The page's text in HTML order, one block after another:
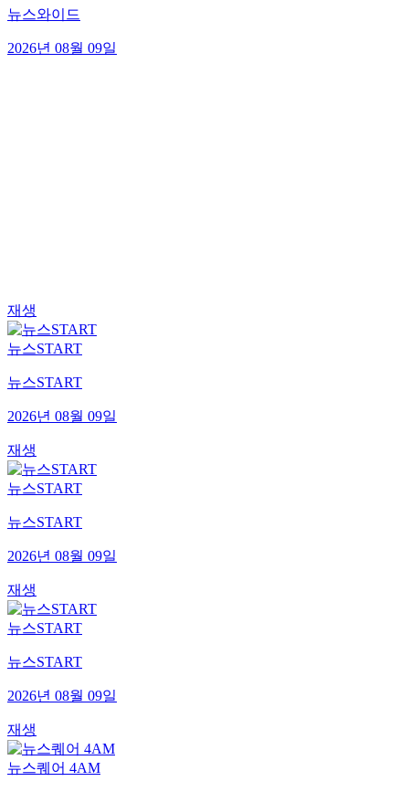
뉴스와이드
2026년 08월 09일
재생
뉴스START
뉴스START
2026년 08월 09일
재생
뉴스START
뉴스START
2026년 08월 09일
재생
뉴스START
뉴스START
2026년 08월 09일
재생
뉴스퀘어 4AM